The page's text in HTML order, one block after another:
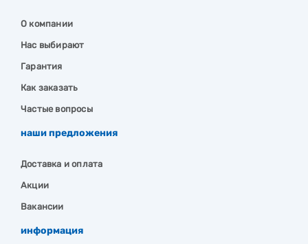
О компании
Нас выбирают
Гарантия
Как заказать
Частые вопросы
наши предложения
Доставка и оплата
Акции
Вакансии
информация